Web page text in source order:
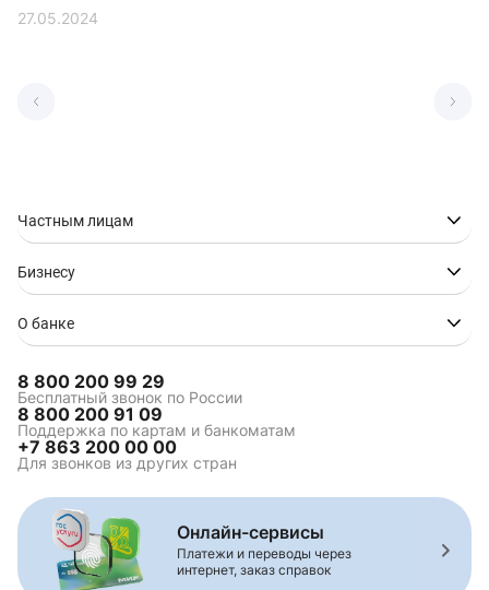
27.05.2024
Частным лицам
Бизнесу
О банке
8 800 200 99 29
Бесплатный звонок по России
8 800 200 91 09
Поддержка по картам и банкоматам
+7 863 200 00 00
Для звонков из других стран
Онлайн-сервисы
Платежи и переводы через
интернет, заказ справок